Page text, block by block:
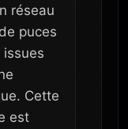
réseau
puces
Cette
est